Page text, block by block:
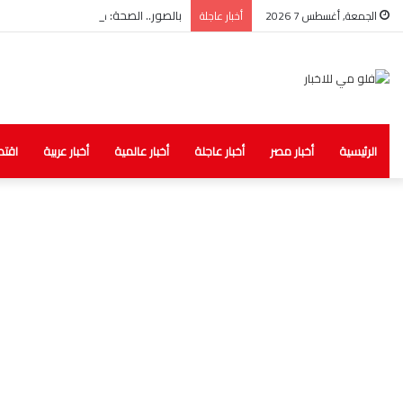
الجمعة, أغسطس 7 2026 أخبار عاجلة بالصور.. الصحة: ضبط مخزن غير مرخص
الرئيسية أخبار مصر أخبار عاجلة أخبار عالمية أخبار عربية